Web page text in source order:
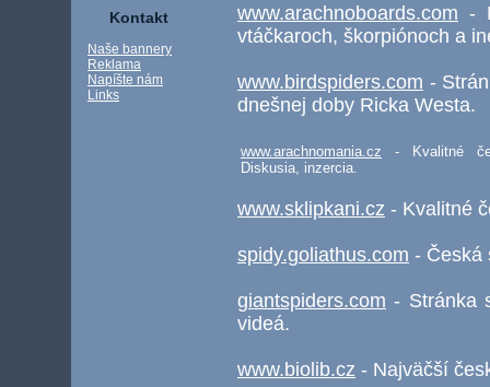
Kontakt
Naše bannery
Reklama
Napíšte nám
Links
www.arachnoboards.com -
vtáčkaroch, škorpiónoch a
www.birdspiders.com -
dnešnej doby Ricka Westa.
www.arachnomania.cz - Kvalitné
Diskusia, inzercia.
www.sklipkani.cz - Kvalitné
spidy.goliathus.com - Česká
giantspiders.com - Stránka
videá.
www.biolib.cz - Najväčší